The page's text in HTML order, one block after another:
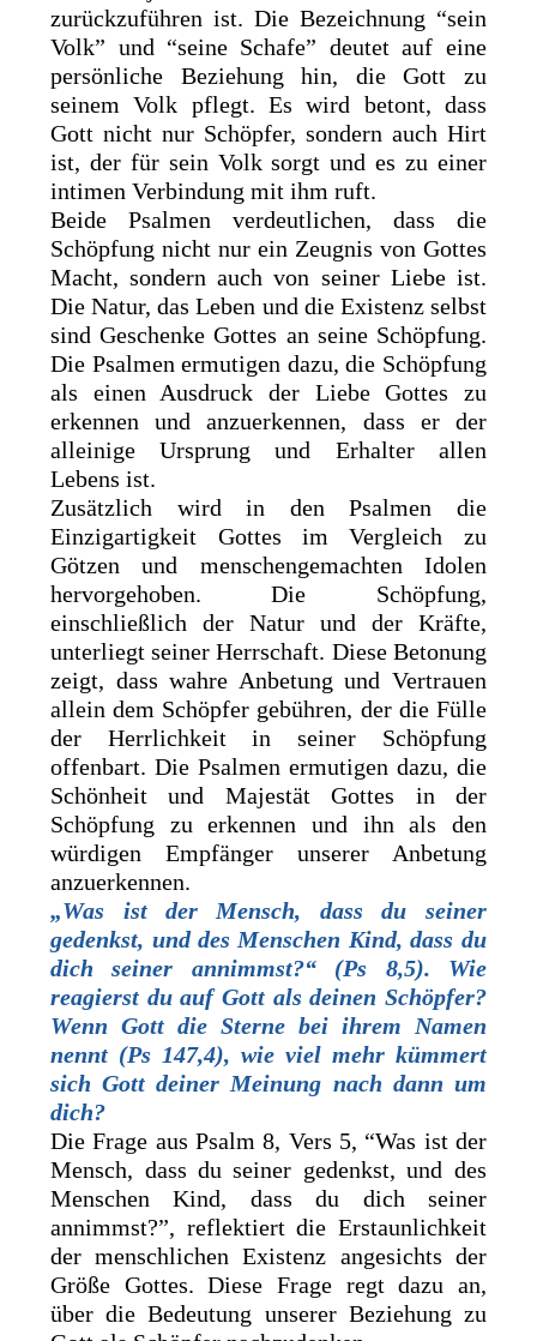
zurückzuführen ist. Die Bezeichnung “sein
Volk” und “seine Schafe” deutet auf eine
persönliche Beziehung hin, die Gott zu
seinem Volk pflegt. Es wird betont, dass
Gott nicht nur Schöpfer, sondern auch Hirt
ist, der für sein Volk sorgt und es zu einer
intimen Verbindung mit ihm ruft.
Beide Psalmen verdeutlichen, dass die
Schöpfung nicht nur ein Zeugnis von Gottes
Macht, sondern auch von seiner Liebe ist.
Die Natur, das Leben und die Existenz selbst
sind Geschenke Gottes an seine Schöpfung.
Die Psalmen ermutigen dazu, die Schöpfung
als einen Ausdruck der Liebe Gottes zu
erkennen und anzuerkennen, dass er der
alleinige Ursprung und Erhalter allen
Lebens ist.
Zusätzlich wird in den Psalmen die
Einzigartigkeit Gottes im Vergleich zu
Götzen und menschengemachten Idolen
hervorgehoben. Die Schöpfung,
einschließlich der Natur und der Kräfte,
unterliegt seiner Herrschaft. Diese Betonung
zeigt, dass wahre Anbetung und Vertrauen
allein dem Schöpfer gebühren, der die Fülle
der Herrlichkeit in seiner Schöpfung
offenbart. Die Psalmen ermutigen dazu, die
Schönheit und Majestät Gottes in der
Schöpfung zu erkennen und ihn als den
würdigen Empfänger unserer Anbetung
anzuerkennen.
„Was ist der Mensch, dass du seiner
gedenkst, und des Menschen Kind, dass du
dich seiner annimmst?“ (Ps 8,5). Wie
reagierst du auf Gott als deinen Schöpfer?
Wenn Gott die Sterne bei ihrem Namen
nennt (Ps 147,4), wie viel mehr kümmert
sich Gott deiner Meinung nach dann um
dich?
Die Frage aus Psalm 8, Vers 5, “Was ist der
Mensch, dass du seiner gedenkst, und des
Menschen Kind, dass du dich seiner
annimmst?”, reflektiert die Erstaunlichkeit
der menschlichen Existenz angesichts der
Größe Gottes. Diese Frage regt dazu an,
über die Bedeutung unserer Beziehung zu